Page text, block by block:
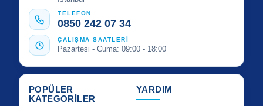
TELEFON
0850 242 07 34
ÇALIŞMA SAATLERİ
Pazartesi - Cuma: 09:00 - 18:00
POPÜLER
KATEGORİLER
YARDIM